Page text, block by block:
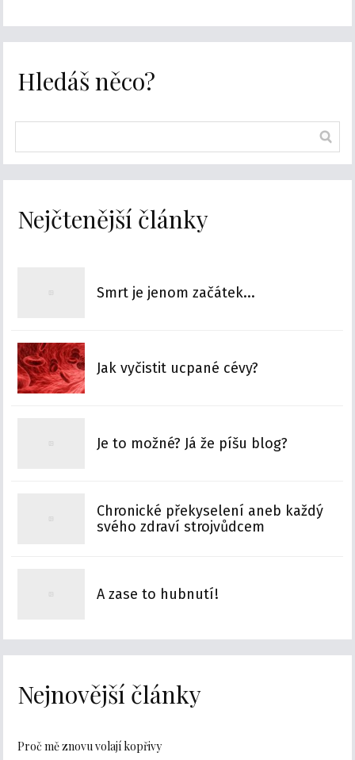
Hledáš něco?
Nejčtenější články
Smrt je jenom začátek...
Jak vyčistit ucpané cévy?
Je to možné? Já že píšu blog?
Chronické překyselení aneb každý
svého zdraví strojvůdcem
A zase to hubnutí!
Nejnovější články
Proč mě znovu volají kopřivy